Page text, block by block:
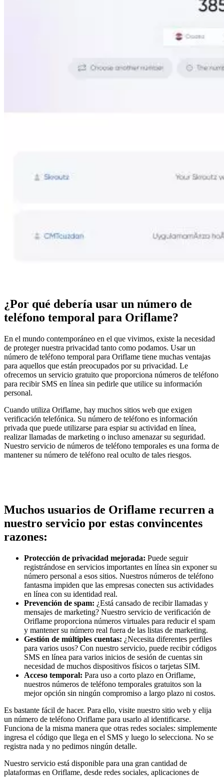
¿Por qué debería usar un número de
teléfono temporal para Oriflame?
En el mundo contemporáneo en el que vivimos, existe la necesidad
de proteger nuestra privacidad tanto como podamos. Usar un
número de teléfono temporal para Oriflame tiene muchas ventajas
para aquellos que están preocupados por su privacidad. Le
ofrecemos un servicio gratuito que proporciona números de teléfono
para recibir SMS en línea sin pedirle que utilice su información
personal.
Cuando utiliza Oriflame, hay muchos sitios web que exigen
verificación telefónica. Su número de teléfono es información
privada que puede utilizarse para espiar su actividad en línea,
realizar llamadas de marketing o incluso amenazar su seguridad.
Nuestro servicio de números de teléfono temporales es una forma de
mantener su número de teléfono real oculto de tales riesgos.
Muchos usuarios de Oriflame recurren a
nuestro servicio por estas convincentes
razones:
Protección de privacidad mejorada: Puede seguir
registrándose en servicios importantes en línea sin exponer su
número personal a esos sitios. Nuestros números de teléfono
fantasma impiden que las empresas conecten sus actividades
en línea con su identidad real.
Prevención de spam: ¿Está cansado de recibir llamadas y
mensajes de marketing? Nuestro servicio de verificación de
Oriflame proporciona números virtuales para reducir el spam
y mantener su número real fuera de las listas de marketing.
Gestión de múltiples cuentas: ¿Necesita diferentes perfiles
para varios usos? Con nuestro servicio, puede recibir códigos
SMS en línea para varios inicios de sesión de cuentas sin
necesidad de muchos dispositivos físicos o tarjetas SIM.
Acceso temporal: Para uso a corto plazo en Oriflame,
nuestros números de teléfono temporales gratuitos son la
mejor opción sin ningún compromiso a largo plazo ni costos.
Es bastante fácil de hacer. Para ello, visite nuestro sitio web y elija
un número de teléfono Oriflame para usarlo al identificarse.
Funciona de la misma manera que otras redes sociales: simplemente
ingresa el código que llega en el SMS y luego lo selecciona. No se
registra nada y no pedimos ningún detalle.
Nuestro servicio está disponible para una gran cantidad de
plataformas en Oriflame, desde redes sociales, aplicaciones de